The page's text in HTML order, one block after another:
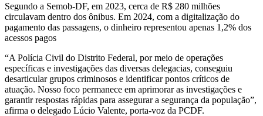
Segundo a Semob-DF, em 2023, cerca de R$ 280 milhões
circulavam dentro dos ônibus. Em 2024, com a digitalização do
pagamento das passagens, o dinheiro representou apenas 1,2% dos
acessos pagos
“A Polícia Civil do Distrito Federal, por meio de operações
específicas e investigações das diversas delegacias, conseguiu
desarticular grupos criminosos e identificar pontos críticos de
atuação. Nosso foco permanece em aprimorar as investigações e
garantir respostas rápidas para assegurar a segurança da população”,
afirma o delegado Lúcio Valente, porta-voz da PCDF.